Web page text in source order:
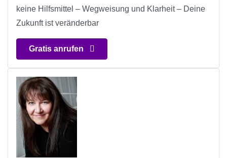
keine Hilfsmittel – Wegweisung und Klarheit – Deine
Zukunft ist veränderbar
Gratis anrufen